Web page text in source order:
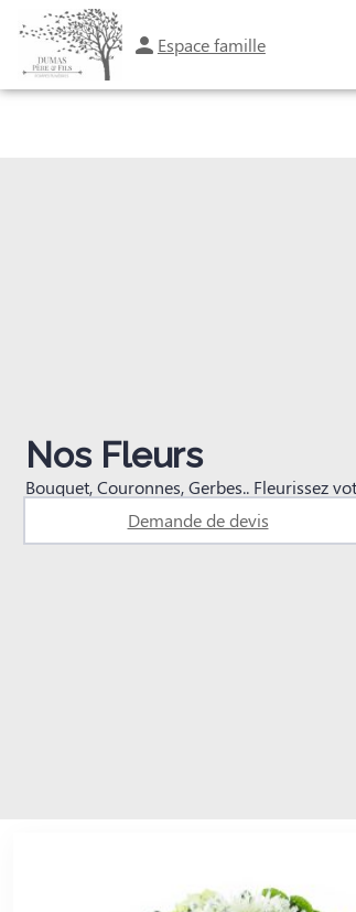
contenu
Espace famille
ORGANISER DES OBSÈQUESPRÉVOIR SES
Nos Fleurs
Bouquet, Couronnes, Gerbes.. Fleurissez
Demande de devis